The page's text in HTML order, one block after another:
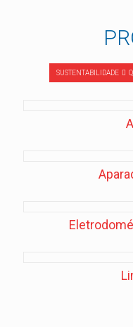
SUSTENTABILIDADE